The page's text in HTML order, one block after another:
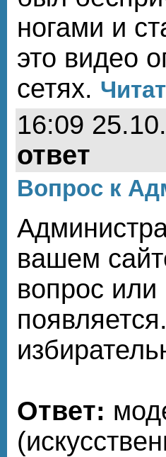
ногами и
это видео
сетях.
16:09
ответ
Вопрос к
вашем
вопрос
Ответ: